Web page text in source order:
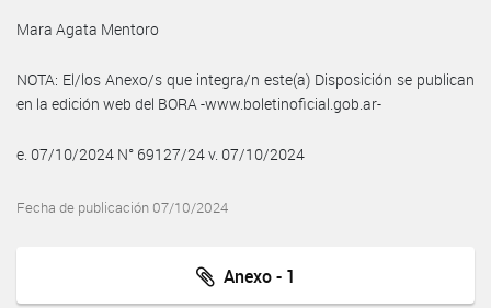
Mara Agata Mentoro
NOTA: El/los Anexo/s que integra/n este(a) Disposición se publican
en la edición web del BORA -www.boletinoficial.gob.ar-
e. 07/10/2024 N° 69127/24 v. 07/10/2024
Fecha de publicación 07/10/2024
Anexo - 1